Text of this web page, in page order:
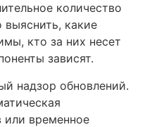
количество
выяснить, какие
кто за них несет
зависят.
надзор обновлений.
или временное